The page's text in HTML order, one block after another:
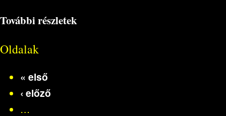
További részletek
Oldalak
« első
‹ előző
…